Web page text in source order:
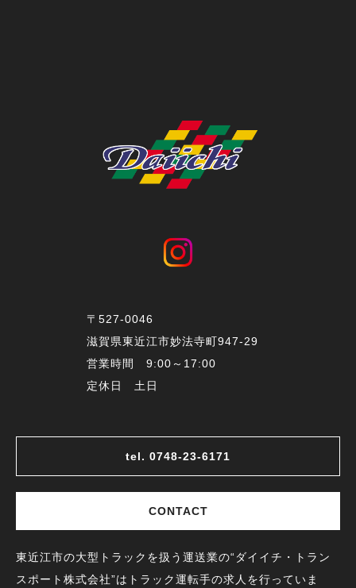
〒527-0046
滋賀県東近江市妙法寺町947-29
営業時間 9:00～17:00
定休日 土日
tel. 0748-23-6171
CONTACT
東近江市の大型トラックを扱う運送業の“ダイイチ・トラン
スポート株式会社”はトラック運転手の求人を行っていま